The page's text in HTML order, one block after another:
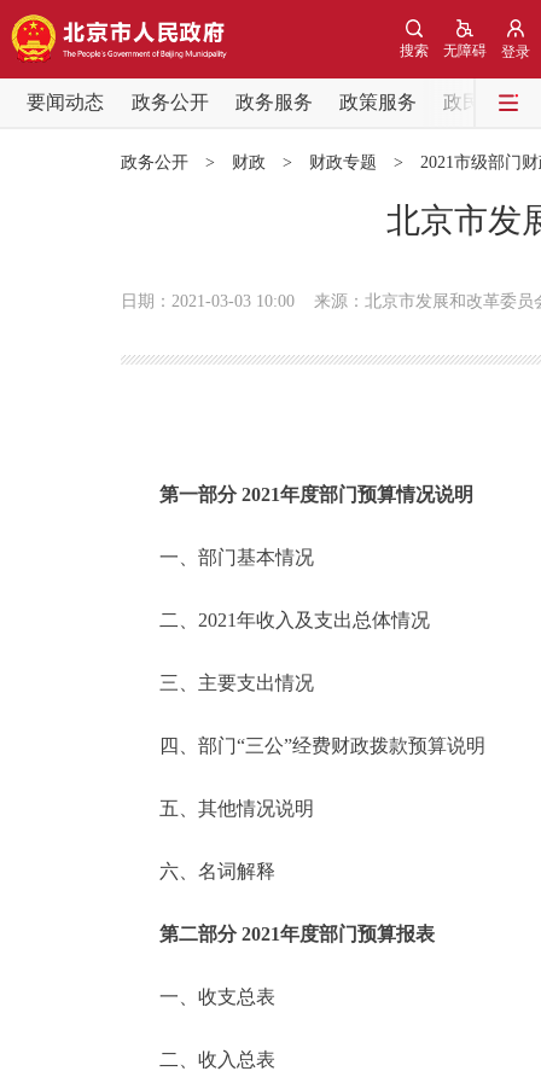
登录
无障碍
搜索
要闻动态 政务公开 政务服务 政策服务
政民互动
便民服务
中介服务
政民互动
12345网上接诉即办
参与调查
政务公开 > 财政 > 财政专题 > 2021市级部门
北京市发
日期：2021-03-03 10:00 来源：北京市发展和改革委员
第一部分 2021年度部门预算情况说明
一、部门基本情况
二、2021年收入及支出总体情况
三、主要支出情况
四、部门“三公”经费财政拨款预算说明
五、其他情况说明
六、名词解释
第二部分 2021年度部门预算报表
一、收支总表
二、收入总表